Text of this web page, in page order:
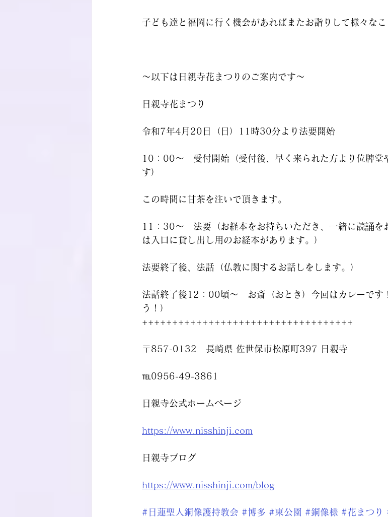
子ども達と福岡に行く機会があればまたお詣りして様々なこ
～以下は日親寺花まつりのご案内です～
日親寺花まつり
令和7年4月20日（日）11時30分より法要開始
10：00～　受付開始（受付後、早く来られた方より位牌堂
す）
この時間に甘茶を注いで頂きます。
11：30～　法要（お経本をお持ちいただき、一緒に読誦を
は入口に貸し出し用のお経本があります。）
法要終了後、法話（仏教に関するお話しをします。）
法話終了後12：00頃～　お斎（おとき）今回はカレーです
う！）
+++++++++++++++++++++++++++++++++++
〒857-0132　長崎県 佐世保市松原町397 日親寺
℡0956-49-3861
日親寺公式ホームページ
https://www.nisshinji.com
日親寺ブログ
https://www.nisshinji.com/blog
#日蓮聖人銅像護持教会 #博多 #東公園 #銅像様 #花まつり